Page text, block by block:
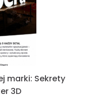
marki: Sekrety
3D